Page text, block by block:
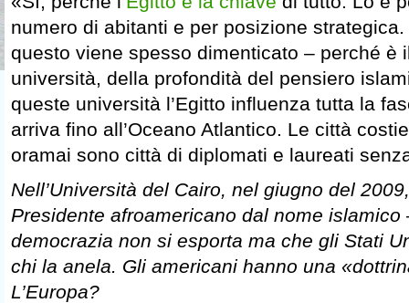
numero di abitanti e per posizione
questo viene spesso dimenticato – perché è
università, della profondità del pensiero
queste università l’Egitto influenza tutta la
arriva fino all’Oceano Atlantico. Le città
oramai sono città di diplomati e laureati
Nell’Università del Cairo, nel giugno del
Presidente afroamericano dal nome islamico
democrazia non si esporta ma che gli Stati
chi la anela. Gli americani hanno una
L’Europa?